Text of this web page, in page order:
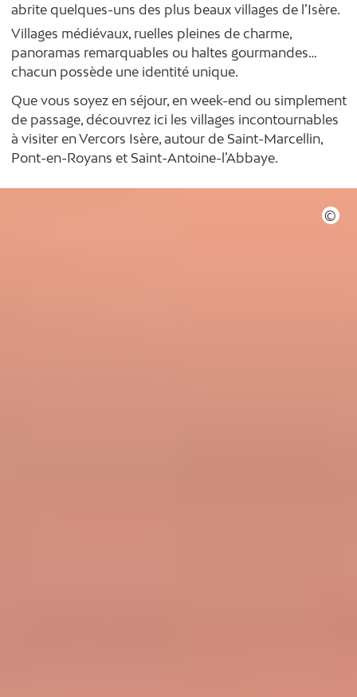
abrite quelques-uns des plus beaux villages de l’Isère.
Villages médiévaux, ruelles pleines de charme,
panoramas remarquables ou haltes gourmandes…
chacun possède une identité unique.
Que vous soyez en séjour, en week-end ou simplement
de passage, découvrez ici les villages incontournables
à visiter en Vercors Isère, autour de Saint-Marcellin,
Pont-en-Royans et Saint-Antoine-l’Abbaye.